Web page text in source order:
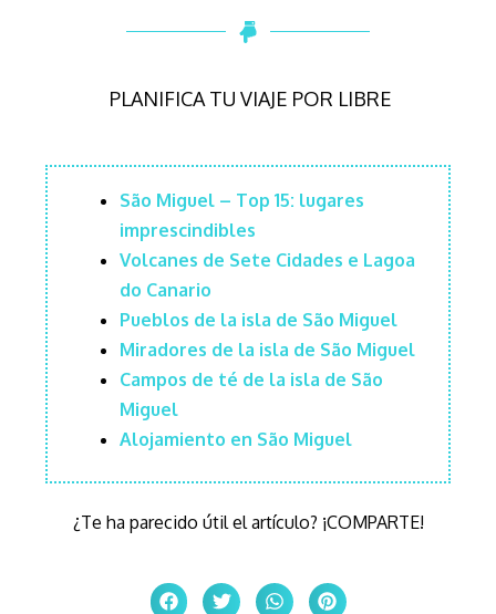
PLANIFICA TU VIAJE POR LIBRE
São Miguel – Top 15: lugares
imprescindibles
Volcanes de Sete Cidades e Lagoa
do Canario
Pueblos de la isla de São Miguel
Miradores de la isla de São Miguel
Campos de té de la isla de São
Miguel
Alojamiento en São Miguel
¿Te ha parecido útil el artículo? ¡COMPARTE!